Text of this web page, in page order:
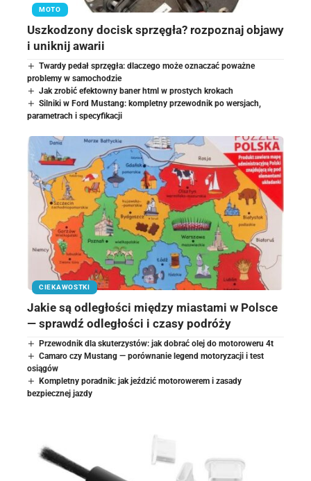
MOTO
Uszkodzony docisk sprzęgła? rozpoznaj objawy
i uniknij awarii
Twardy pedał sprzęgła: dlaczego może oznaczać poważne
problemy w samochodzie
Jak zrobić efektowny baner html w prostych krokach
Silniki w Ford Mustang: kompletny przewodnik po wersjach,
parametrach i specyfikacji
CIEKAWOSTKI
Jakie są odległości między miastami w Polsce
— sprawdź odległości i czasy podróży
Przewodnik dla skuterzystów: jak dobrać olej do motoroweru 4t
Camaro czy Mustang — porównanie legend motoryzacji i test
osiągów
Kompletny poradnik: jak jeździć motorowerem i zasady
bezpiecznej jazdy